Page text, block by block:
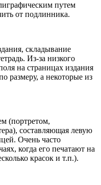
путем
от подлинника.
складывание
Из-за низкого
на страницах издания
размеру, а некоторые из
(портретом,
составляющая левую
Очень часто
когда его печатают на
красок и т.п.).